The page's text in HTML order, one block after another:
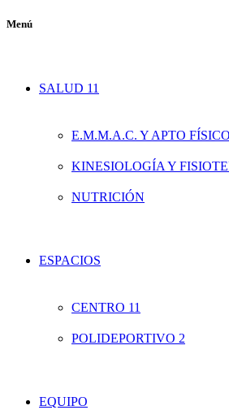
Menú
SALUD 11
E.M.M.A.C. Y APTO
KINESIOLOGÍA Y
NUTRICIÓN
ESPACIOS
CENTRO 11
POLIDEPORTIVO 2
EQUIPO